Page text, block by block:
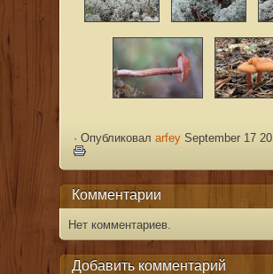
· Опубликовалarfey September 17
Комментарии
Нет комментариев.
Добавить комментарий